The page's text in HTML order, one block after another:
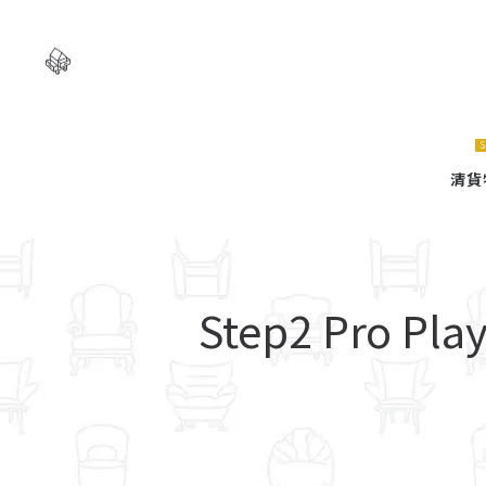
Natsuhouse
Natsuhouse
清
Step2 Pro